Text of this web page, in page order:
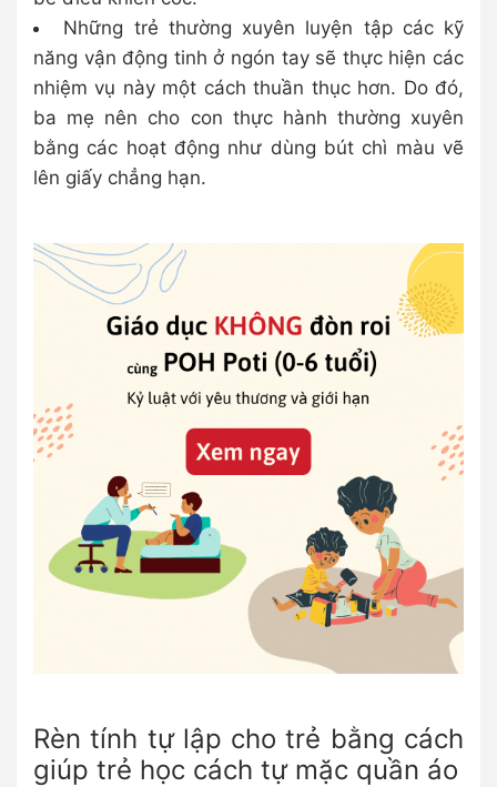
Những trẻ thường xuyên luyện tập các kỹ
năng vận động tinh ở ngón tay sẽ thực hiện các
nhiệm vụ này một cách thuần thục hơn. Do đó,
ba mẹ nên cho con thực hành thường xuyên
bằng các hoạt động như dùng bút chì màu vẽ
lên giấy chẳng hạn.
Rèn tính tự lập cho trẻ bằng cách
giúp trẻ học cách tự mặc quần áo